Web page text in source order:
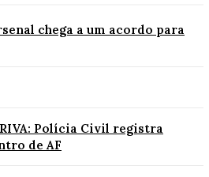
chega a um acordo para
RIVA: Polícia Civil registra
de AF